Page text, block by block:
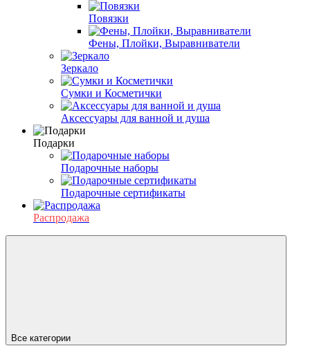
Повязки
Фены, Плойки, Выравниватели
Зеркало
Сумки и Косметички
Аксессуары для ванной и душа
Подарки
Подарочные наборы
Подарочные сертификаты
Распродажа
Все категории